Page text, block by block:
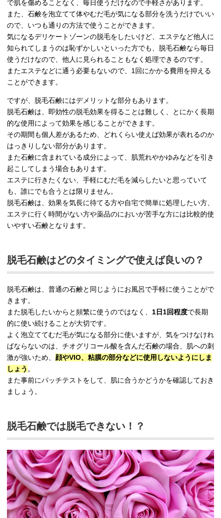
で肌を傷めることなく、毎日使うだけなので手軽さがあります。
また、石鹸を泡立てて体やむだ毛が気になる部分を洗うだけでいい
ので、いつも通りの方法で使うことができます。
気になるデリケートゾーンの脱毛をしたいけど、エステなど他人に
知られてしまうのは恥ずかしいといった方でも、脱毛石鹸なら毎日
使うだけなので、他人に見られることもなく処理できるのです。
またエステなどに通う必要もないので、1回にかかる費用を抑える
ことができます。
ですが、脱毛石鹸にはデメリットな部分もあります。
脱毛石鹸は、即効性の脱毛効果を得ることは難しく、とにかく長期
的な使用によって効果を感じることができます。
その期間も個人差があるため、どれくらい使えば効果が表れるのか
はっきりしない部分があります。
また石鹸に含まれている成分によって、肌荒れやかゆみなどを引き
起こしてしまう場合もあります。
エステに行きたくない、手軽にむだ毛を減らしたいと思っていて
も、誰にでも合うとは限りません。
脱毛石鹸は、効果を気長に待てる方や自宅で簡単に処理したい方、
エステに行く時間がない方や薬品のにおいが苦手な方には比較的使
いやすい石鹸となります。
脱毛石鹸はどのタイミングで使えば良いの？
脱毛石鹸は、普通の石鹸と同じようにお風呂で手軽に使うことがで
きます。
また脱毛したいからと頻繁に使うのではなく、 1日1回程度で長期
的に使い続けることが大切です。
よく泡立ててむだ毛が気になる部分に使いますが、気をつけなけれ
ばならないのは、チオグリコール酸を含んだ石鹸の場合、肌への刺
激が強いため、 顔やVIO、粘膜の部分などに使用しないようにしま
しょう 。
また事前にパッチテストをして、肌に合うかどうかを確認しておき
ましょう。
脱毛石鹸では脱毛できない！？